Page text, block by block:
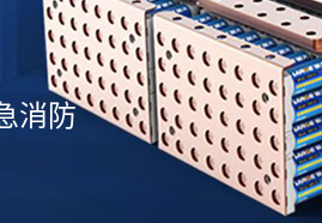
消防